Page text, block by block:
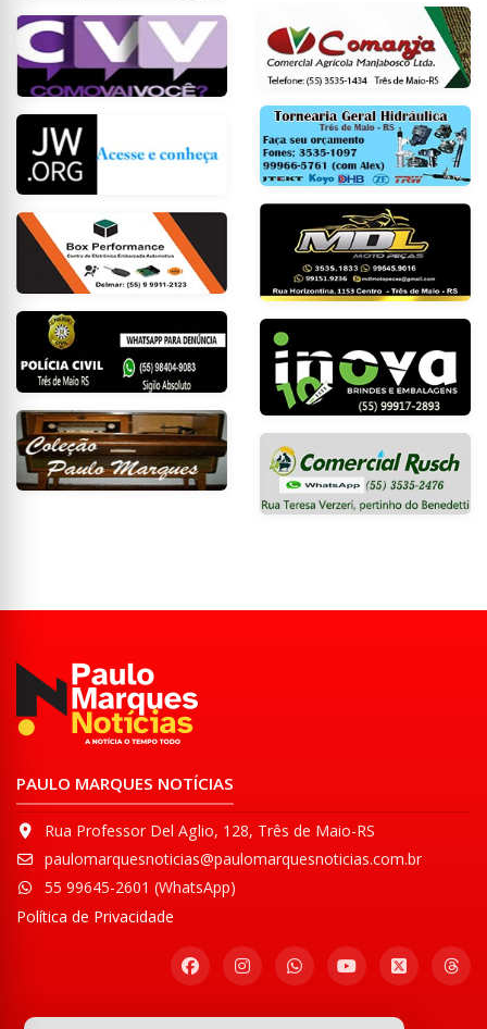
PAULO MARQUES NOTÍCIAS
Rua Professor Del Aglio, 128, Três de Maio-RS
paulomarquesnoticias@paulomarquesnoticias.com.br
55 99645-2601 (WhatsApp)
Política de Privacidade